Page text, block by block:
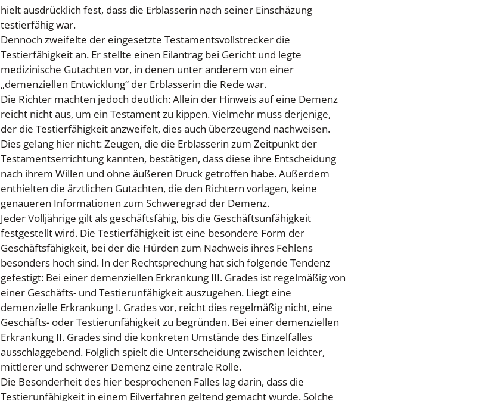
hielt ausdrücklich fest, dass die Erblasserin nach seiner Einschäzung
testierfähig war.
Dennoch zweifelte der eingesetzte Testamentsvollstrecker die
Testierfähigkeit an. Er stellte einen Eilantrag bei Gericht und legte
medizinische Gutachten vor, in denen unter anderem von einer
„demenziellen Entwicklung“ der Erblasserin die Rede war.
Die Richter machten jedoch deutlich: Allein der Hinweis auf eine Demenz
reicht nicht aus, um ein Testament zu kippen. Vielmehr muss derjenige,
der die Testierfähigkeit anzweifelt, dies auch überzeugend nachweisen.
Dies gelang hier nicht: Zeugen, die die Erblasserin zum Zeitpunkt der
Testamentserrichtung kannten, bestätigen, dass diese ihre Entscheidung
nach ihrem Willen und ohne äußeren Druck getroffen habe. Außerdem
enthielten die ärztlichen Gutachten, die den Richtern vorlagen, keine
genaueren Informationen zum Schweregrad der Demenz.
Jeder Volljährige gilt als geschäftsfähig, bis die Geschäftsunfähigkeit
festgestellt wird. Die Testierfähigkeit ist eine besondere Form der
Geschäftsfähigkeit, bei der die Hürden zum Nachweis ihres Fehlens
besonders hoch sind. In der Rechtsprechung hat sich folgende Tendenz
gefestigt: Bei einer demenziellen Erkrankung III. Grades ist regelmäßig von
einer Geschäfts- und Testierunfähigkeit auszugehen. Liegt eine
demenzielle Erkrankung I. Grades vor, reicht dies regelmäßig nicht, eine
Geschäfts- oder Testierunfähigkeit zu begründen. Bei einer demenziellen
Erkrankung II. Grades sind die konkreten Umstände des Einzelfalles
ausschlaggebend. Folglich spielt die Unterscheidung zwischen leichter,
mittlerer und schwerer Demenz eine zentrale Rolle.
Die Besonderheit des hier besprochenen Falles lag darin, dass die
Testierunfähigkeit in einem Eilverfahren geltend gemacht wurde. Solche